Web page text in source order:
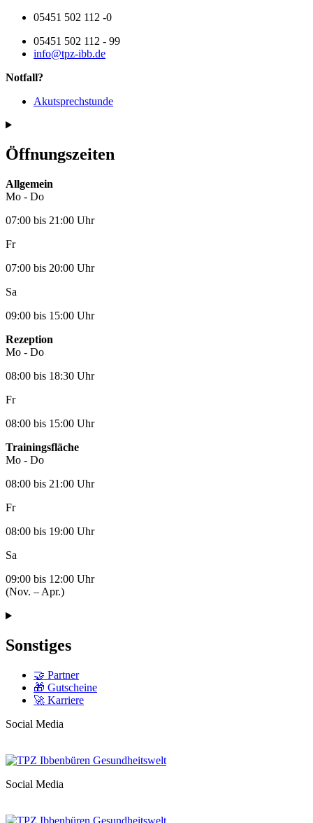
05451 502 112 -0
05451 502 112 - 99
info@tpz-ibb.de
Notfall?
Akutsprechstunde
Öffnungszeiten
Allgemein
Mo - Do
07:00 bis 21:00 Uhr
Fr
07:00 bis 20:00 Uhr
Sa
09:00 bis 15:00 Uhr
Rezeption
Mo - Do
08:00 bis 18:30 Uhr
Fr
08:00 bis 15:00 Uhr
Trainingsfläche
Mo - Do
08:00 bis 21:00 Uhr
Fr
08:00 bis 19:00 Uhr
Sa
09:00 bis 12:00 Uhr
(Nov. – Apr.)
Sonstiges
🤝 Partner
🎁 Gutscheine
🚀 Karriere
Social Media
Social Media